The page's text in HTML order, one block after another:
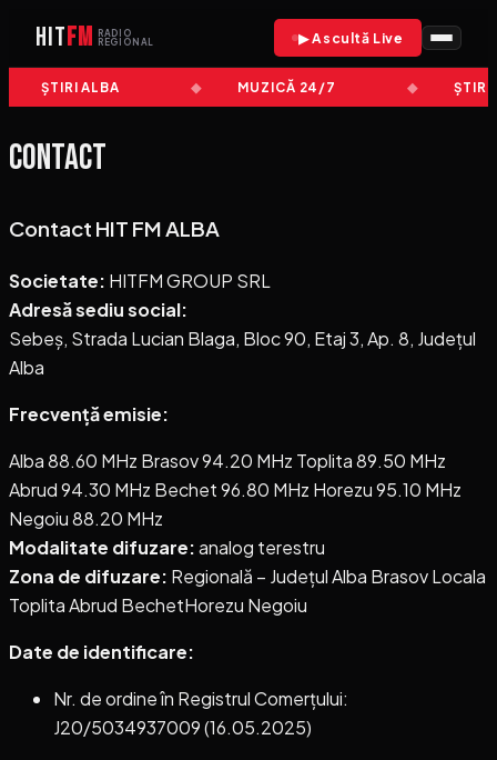
HITFM
RADIO
REGIONAL
▶ Ascultă Live
ȘTIRI ALBA MUZICĂ 24/7 ȘTIRI
Contact
Contact HIT FM ALBA
Societate: HITFM GROUP SRL
Adresă sediu social:
Sebeș, Strada Lucian Blaga, Bloc 90, Etaj 3, Ap. 8, Județul
Alba
Frecvență emisie:
Alba 88.60 MHz Brasov 94.20 MHz Toplita 89.50 MHz
Abrud 94.30 MHz Bechet 96.80 MHz Horezu 95.10 MHz
Negoiu 88.20 MHz
Modalitate difuzare:analog terestru
Zona de difuzare: Regională – Județul Alba Brasov Locala
Toplita Abrud BechetHorezu Negoiu
Date de identificare:
Nr. de ordine în Registrul Comerțului:
J20/5034937009 (16.05.2025)